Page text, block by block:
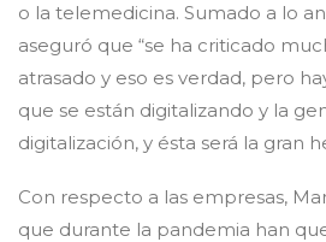
o la telemedicina. Sumado a lo
aseguró que “se ha criticado
atrasado y eso es verdad, pero
que se están digitalizando y la
digitalización, y ésta será la gran
Con respecto a las empresas,
que durante la pandemia han